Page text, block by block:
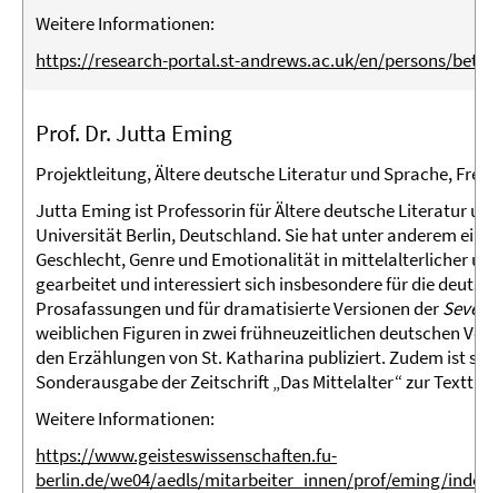
Weitere Informationen:
https://research-portal.st-andrews.ac.uk/en/persons/
Prof. Dr. Jutta Eming
Projektleitung, Ältere deutsche Literatur und Sprache,
Jutta Eming ist Professorin für Ältere deutsche Literatur
Universität Berlin, Deutschland. Sie hat unter anderem
Geschlecht, Genre und Emotionalität in mittelalterlicher
gearbeitet und interessiert sich insbesondere für die
Prosafassungen und für dramatisierte Versionen derSeven
weiblichen Figuren in zwei frühneuzeitlichen deutschen
den Erzählungen von St. Katharina publiziert. Zudem ist
Sonderausgabe der Zeitschrift „Das Mittelalter“ zur
Weitere Informationen:
https://www.geisteswissenschaften.fu-
berlin.de/we04/aedls/mitarbeiter_innen/prof/eming/